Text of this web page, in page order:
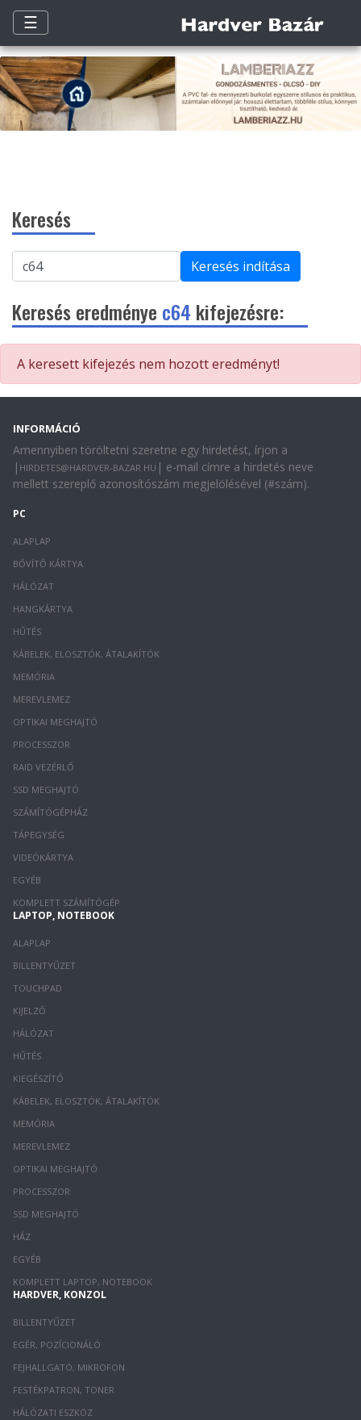
☰
Keresés
Keresés indítása
Keresés eredménye c64 kifejezésre:
A keresett kifejezés nem hozott eredményt!
INFORMÁCIÓ
Amennyiben töröltetni szeretne egy hirdetést, írjon a
| HIRDETES@HARDVER-BAZAR.HU | e-mail címre a hirdetés neve
mellett szereplő azonosítószám megjelölésével (#szám).
PC
ALAPLAP
BŐVÍTŐ KÁRTYA
HÁLÓZAT
HANGKÁRTYA
HŰTÉS
KÁBELEK, ELOSZTÓK, ÁTALAKÍTÓK
MEMÓRIA
MEREVLEMEZ
OPTIKAI MEGHAJTÓ
PROCESSZOR
RAID VEZÉRLŐ
SSD MEGHAJTÓ
SZÁMÍTÓGÉPHÁZ
TÁPEGYSÉG
VIDEÓKÁRTYA
EGYÉB
KOMPLETT SZÁMÍTÓGÉP
LAPTOP, NOTEBOOK
ALAPLAP
BILLENTYŰZET
TOUCHPAD
KIJELZŐ
HÁLÓZAT
HŰTÉS
KIEGÉSZÍTŐ
KÁBELEK, ELOSZTÓK, ÁTALAKÍTÓK
MEMÓRIA
MEREVLEMEZ
OPTIKAI MEGHAJTÓ
PROCESSZOR
SSD MEGHAJTÓ
HÁZ
EGYÉB
KOMPLETT LAPTOP, NOTEBOOK
HARDVER, KONZOL
BILLENTYŰZET
EGÉR, POZÍCIONÁLÓ
FEJHALLGATÓ, MIKROFON
FESTÉKPATRON, TONER
HÁLÓZATI ESZKÖZ